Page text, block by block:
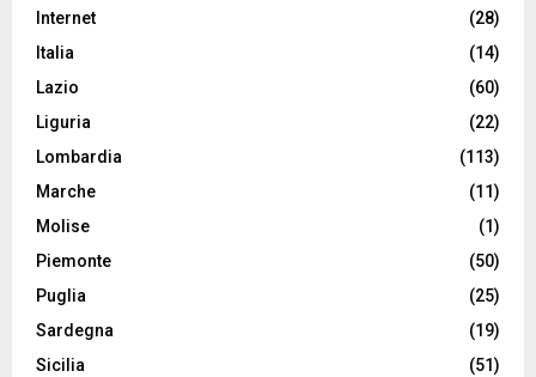
Internet
(28)
Italia
(14)
Lazio
(60)
Liguria
(22)
Lombardia
(113)
Marche
(11)
Molise
(1)
Piemonte
(50)
Puglia
(25)
Sardegna
(19)
Sicilia
(51)